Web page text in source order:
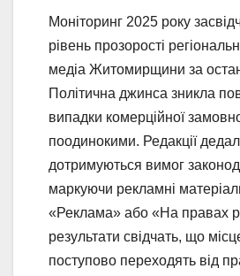
Моніторинг 2025 року
рівень прозорості
медіа Житомирщини за
Політична джинса зникла
випадки комерційної
поодинокими. Редакції
дотримуються вимог
маркуючи рекламні
«Реклама» або «На правах
результати свідчать, що
поступово переходять від